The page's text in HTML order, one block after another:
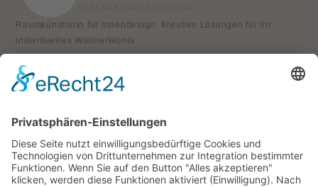
Raumkünstlerin für Innendesign: Kreative Lösungen für Ihr
individuelles Wohnerlebnis
KONTAKT
Atelier für Innenraumgestaltung
Am Born 9
Telefon: 0163 8479897
RECHTLICHES
Impressum